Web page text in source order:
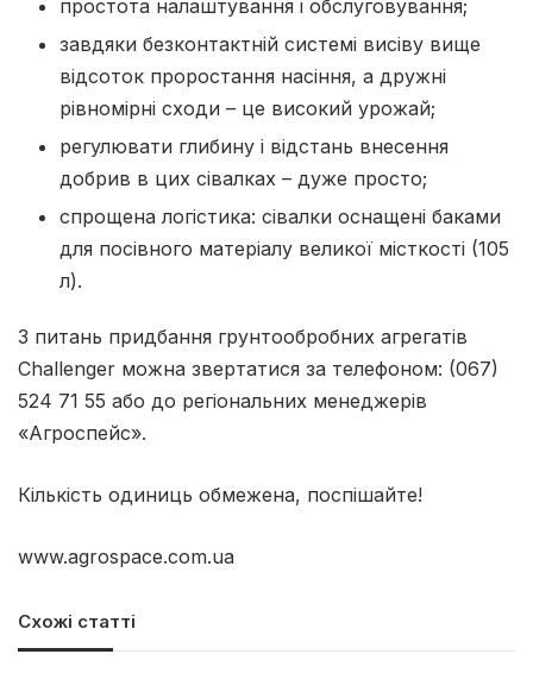
простота налаштування і обслуговування;
завдяки безконтактній системі висіву вище
відсоток проростання насіння, а дружні
рівномірні сходи – це високий урожай;
регулювати глибину і відстань внесення
добрив в цих сівалках – дуже просто;
спрощена логістика: сівалки оснащені баками
для посівного матеріалу великої місткості (105
л).
З питань придбання грунтообробних агрегатів
Challenger можна звертатися за телефоном: (067)
524 71 55 або до регіональних менеджерів
«Агроспейс».
Кількість одиниць обмежена, поспішайте!
www.agrospace.com.ua
Схожі статті